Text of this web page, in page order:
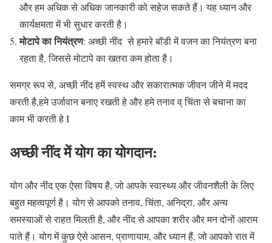
और हम अधिक से अधिक जानकारी को सहेज सकते हैं। यह ध्यान और
कार्यक्षमता में भी सुधार करती है।
मोटापे का नियंत्रण: अच्छी नींद से हमारे बॉडी में वजन का नियंत्रण बना
रहता है, जिससे मोटापे का खतरा कम होता है।
समग्र रूप से, अच्छी नींद हमें स्वस्थ और सकारात्मक जीवन जीने में मदद
करती है,हमे उर्जावान बनाए रखती हे और हमे तनाव व् चिंता से बचाना का
काम भी करती हे I
अच्छी नींद में योग का योगदान:
योग और नींद एक ऐसा विषय है, जो आपके स्वास्थ्य और जीवनशैली के लिए
बहुत महत्वपूर्ण है। योग से आपको तनाव, चिंता, अनिद्रा, और अन्य
समस्याओं से राहत मिलती है, और नींद से आपका शरीर और मन दोनों आराम
पाते हैं। योग में कुछ ऐसे आसन, प्राणायाम, और ध्यान हैं, जो आपको रात में